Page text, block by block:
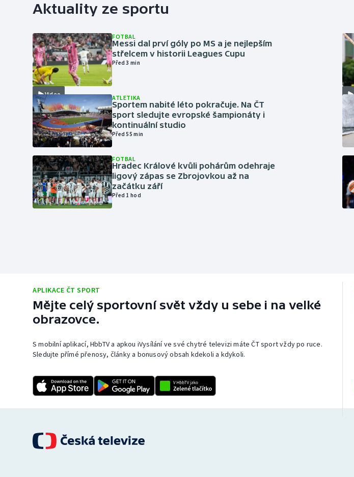
Aktuality ze sportu
Video
FOTBAL
Messi dal prví góly po MS a je nejlepším
střelcem v historii Leagues Cupu
Před 3 min
ATLETIKA
Sportem nabité léto pokračuje. Na ČT
sport sledujte evropské šampionáty i
kontinuální studio
Před 55 min
FOTBAL
Hradec Králové kvůli pohárům odehraje
ligový zápas se Zbrojovkou až na
začátku září
Před 1 hod
APLIKACE ČT SPORT
Mějte celý sportovní svět vždy u sebe i na velké
obrazovce.
S mobilní aplikací, HbbTV a apkou iVysílání ve své chytré televizi máte ČT sport vždy po ruce.
Sledujte přímé přenosy, články a bonusový obsah kdekoli a kdykoli.